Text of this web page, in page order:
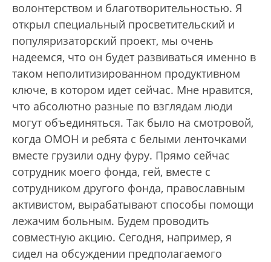
волонтерством и благотворительностью. Я
открыл специальный просветительский и
популяризаторский проект, мы очень
надеемся, что он будет развиваться именно в
таком неполитизированном продуктивном
ключе, в котором идет сейчас. Мне нравится,
что абсолютно разные по взглядам люди
могут объединяться. Так было на смотровой,
когда ОМОН и ребята с белыми ленточками
вместе грузили одну фуру. Прямо сейчас
сотрудник моего фонда, гей, вместе с
сотрудником другого фонда, православным
активистом, вырабатывают способы помощи
лежачим больным. Будем проводить
совместную акцию. Сегодня, например, я
сидел на обсуждении предполагаемого